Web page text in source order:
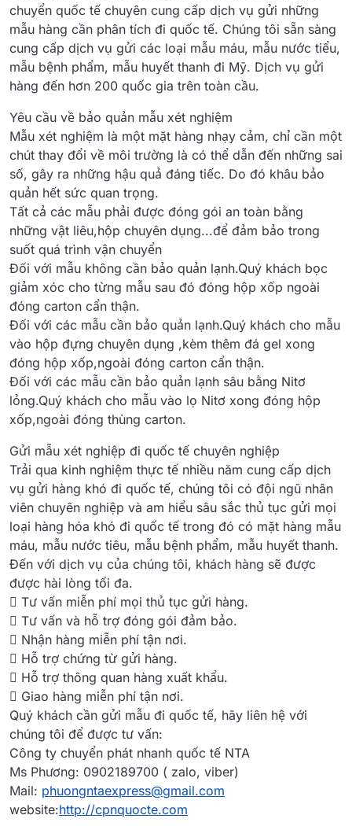
chuyển quốc tế chuyên cung cấp dịch vụ gửi những
mẫu hàng cần phân tích đi quốc tế. Chúng tôi sẵn sàng
cung cấp dịch vụ gửi các loại mẫu máu, mẫu nước tiểu,
mẫu bệnh phẩm, mẫu huyết thanh đi Mỹ. Dịch vụ gửi
hàng đến hơn 200 quốc gia trên toàn cầu.
Yêu cầu về bảo quản mẫu xét nghiệm
Mẫu xét nghiệm là một mặt hàng nhạy cảm, chỉ cần một
chút thay đổi về môi trường là có thể dẫn đến những sai
số, gây ra những hậu quả đáng tiếc. Do đó khâu bảo
quản hết sức quan trọng.
Tất cả các mẫu phải được đóng gói an toàn bằng
những vật liêu,hộp chuyên dụng...để đảm bảo trong
suốt quá trình vận chuyển
Đối với mẫu không cần bảo quản lạnh.Quý khách bọc
giảm xóc cho từng mẫu sau đó đóng hộp xốp ngoài
đóng carton cẩn thận.
Đối với các mẫu cần bảo quản lạnh.Quý khách cho mẫu
vào hộp đựng chuyên dụng ,kèm thêm đá gel xong
đóng hộp xốp,ngoài đóng carton cẩn thận.
Đối với các mẫu cần bảo quản lạnh sâu bằng Nitơ
lỏng.Quý khách cho mẫu vào lọ Nitơ xong đóng hộp
xốp,ngoài đóng thùng carton.
Gửi mẫu xét nghiệp đi quốc tế chuyên nghiệp
Trải qua kinh nghiệm thực tế nhiều năm cung cấp dịch
vụ gửi hàng khó đi quốc tế, chúng tôi có đội ngũ nhân
viên chuyên nghiệp và am hiểu sâu sắc thủ tục gửi mọi
loại hàng hóa khó đi quốc tế trong đó có mặt hàng mẫu
máu, mẫu nước tiêu, mẫu bệnh phẩm, mẫu huyết thanh.
Đến với dịch vụ của chúng tôi, khách hàng sẽ được
được hài lòng tối đa.
 Tư vấn miễn phí mọi thủ tục gửi hàng.
 Tư vấn và hỗ trợ đóng gói đảm bảo.
 Nhận hàng miễn phí tận nơi.
 Hỗ trợ chứng từ gửi hàng.
 Hỗ trợ thông quan hàng xuất khẩu.
 Giao hàng miễn phí tận nơi.
Quý khách cần gửi mẫu đi quốc tế, hãy liên hệ với
chúng tôi để được tư vấn:
Công ty chuyển phát nhanh quốc tế NTA
Ms Phương: 0902189700 ( zalo, viber)
Mail: phuongntaexpress@gmail.com
website:http://cpnquocte.com